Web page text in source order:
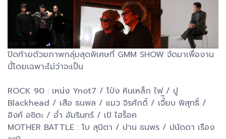
ปิดท้ายด้วยภาพกลุ่มสุดพิเศษที่ GMM SHOW จัดมาเพื่องาน
นี้โดยเฉพาะไม่ว่าจะเป็น
ROCK 90 : เหน่ง Ynot7 / โป่ง หินเหล็ก ไฟ / ปู
Blackhead / เสือ ธนพล / แมว จิรศักดิ์ / เจี้๊ยบ พิสุทธิ์ /
อิงค์ อชิตะ / อ่ำ อัมรินทร์ / เป้ ไฮร็อค
MOTHER BATTLE : โบ สุนิตา / ปาน ธนพร / ปนัดดา เรือง